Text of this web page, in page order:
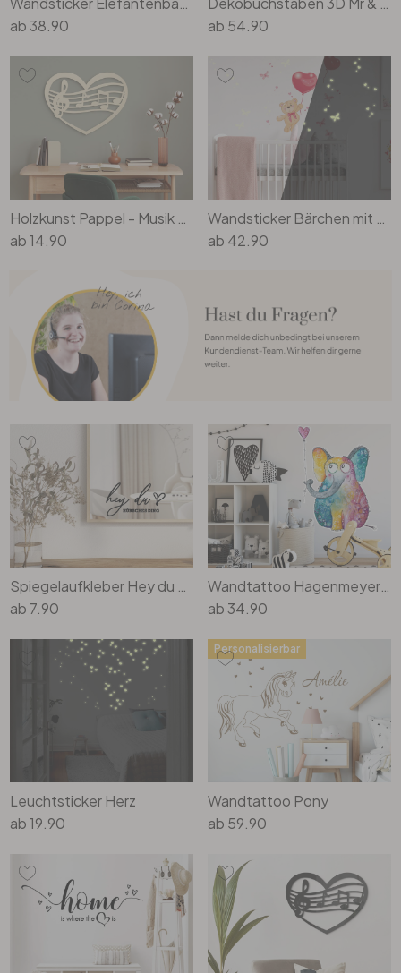
ab38.90
ab 54.90
ab14.90
ab 42.90
ab 7.90
ab34.90
Leuchtsticker Herz
ab19.90
Wandtattoo Pony
ab 59.90
Personalisierbar